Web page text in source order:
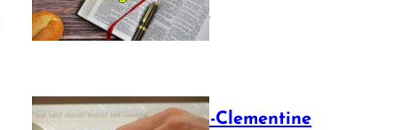
July 16, 2025
The Sixto-Clementine